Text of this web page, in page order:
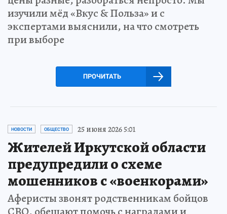
изучили мёд «Вкус & Польза» и с
экспертами выяснили, на что смотреть
при выборе
ПРОЧИТАТЬ
НОВОСТИ ОБЩЕСТВО 25 июня 2026 5:01
Жителей Иркутской области
предупредили о схеме
мошенников с «военкорами»
Аферисты звонят родственникам бойцов